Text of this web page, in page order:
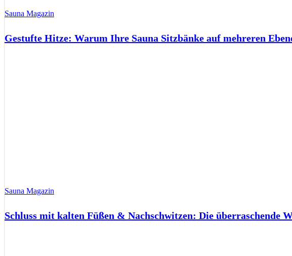
Sauna Magazin
Gestufte Hitze: Warum Ihre Sauna Sitzbänke auf mehreren
Sauna Magazin
Schluss mit kalten Füßen & Nachschwitzen: Die überraschende